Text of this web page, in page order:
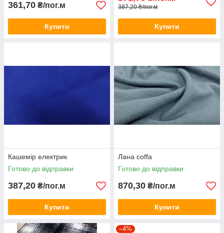
361,70 ₴/пог.м
Купити
387,20 ₴/пог.м
Купити
Кашемір електрик
Готово до відправки
387,20 ₴/пог.м
Купити
Лана coffa
Готово до відправки
870,30 ₴/пог.м
Купити
–4%